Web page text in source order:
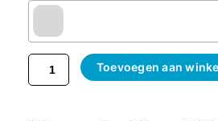
Aantal
Toevoegen aan